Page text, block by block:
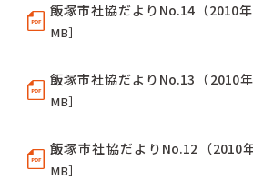
飯塚市社協だよりNo.14（2010年
MB］
飯塚市社協だよりNo.13（2010
MB］
飯塚市社協だよりNo.12（2010
MB］